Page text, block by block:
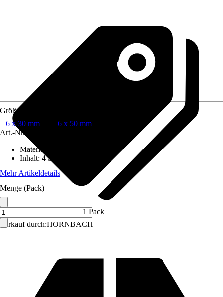
Verkauf durch:HORNBACH
Größe
6 x 30 mm
6 x 50 mm
Art.-Nr.
Material
Inhalt: 4 Stück
Mehr Artikeldetails
Menge (Pack)
1 Pack